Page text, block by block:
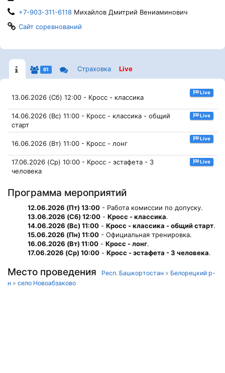
+7-903-311-6118 Михайлов Дмитрий Вениаминович
Сайт соревнований
61 Страховка Live
13.06.2026 (Сб) 12:00 - Кросс - классика
Live
14.06.2026 (Вс) 11:00 - Кросс - классика - общий
старт
Live
16.06.2026 (Вт) 11:00 - Кросс - лонг
Live
17.06.2026 (Ср) 10:00 - Кросс - эстафета - 3
человека
Live
Программа мероприятий
12.06.2026 (Пт) 13:00 - Работа комиссии по допуску.
13.06.2026 (Сб) 12:00 - Кросс - классика.
14.06.2026 (Вс) 11:00 - Кросс - классика - общий старт.
15.06.2026 (Пн) 11:00 - Официальная тренировка.
16.06.2026 (Вт) 11:00 - Кросс - лонг.
17.06.2026 (Ср) 10:00 - Кросс - эстафета - 3 человека.
Место проведения Респ. Башкортостан » Белорецкий р-
н » село Новоабзаково